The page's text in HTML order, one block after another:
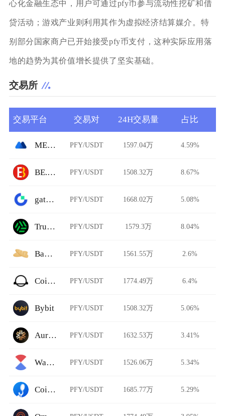
心化金融生态中，用户可通过pfy币参与流动性挖矿和借
贷活动；游戏产业则利用其作为虚拟经济结算媒介。特
别部分国家商户已开始接受pfy币支付，这种实际应用落
地的趋势为其价值增长提供了坚实基础。
交易所
交易平台 交易对 24H交易量 占比
MEXC Global PFY/USDT 1597.04万 4.59%
BE.TOP PFY/USDT 1508.32万 8.67%
gate.io PFY/USDT 1668.02万 5.08%
TruBit Pro PFY/USDT 1579.3万 8.04%
Baguette PFY/USDT 1561.55万 2.6%
CoinJar Exchange PFY/USDT 1774.49万 6.4%
Bybit PFY/USDT 1508.32万 5.06%
Auriswap PFY/USDT 1632.53万 3.41%
Waves Exchange PFY/USDT 1526.06万 5.34%
CoinHe PFY/USDT 1685.77万 5.29%